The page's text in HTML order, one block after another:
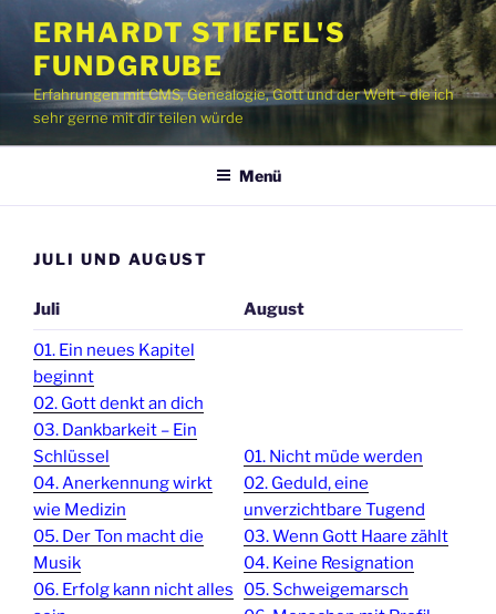
Inhalt
springen
ERHARDT STIEFEL'S
FUNDGRUBE
Erfahrungen mit CMS, Genealogie, Gott und der Welt – die ich
sehr gerne mit dir teilen würde
Menü
JULI UND AUGUST
Juli August
01. Ein neues Kapitel
beginnt
02. Gott denkt an dich
03. Dankbarkeit – Ein
Schlüssel
04. Anerkennung wirkt
wie Medizin
05. Der Ton macht die
Musik
06. Erfolg kann nicht alles
01. Nicht müde werden
02. Geduld, eine
unverzichtbare Tugend
03. Wenn Gott Haare zählt
04. Keine Resignation
05. Schweigemarsch